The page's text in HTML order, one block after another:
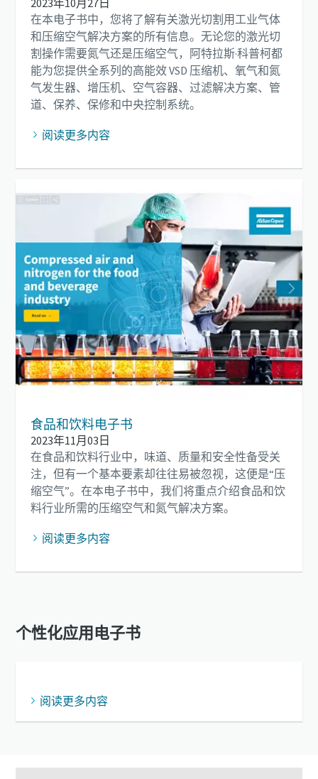
2023年10月27日
在本电子书中，您将了解有关激光切割用工业气体
和压缩空气解决方案的所有信息。无论您的激光切
割操作需要氮气还是压缩空气，阿特拉斯·科普柯都
能为您提供全系列的高能效 VSD 压缩机、氧气和氮
气发生器、增压机、空气容器、过滤解决方案、管
道、保养、保修和中央控制系统。
阅读更多内容
食品和饮料电子书
2023年11月03日
在食品和饮料行业中，味道、质量和安全性备受关
注，但有一个基本要素却往往易被忽视，这便是“压
缩空气”。在本电子书中，我们将重点介绍食品和饮
料行业所需的压缩空气和氮气解决方案。
阅读更多内容
个性化应用电子书
阅读更多内容